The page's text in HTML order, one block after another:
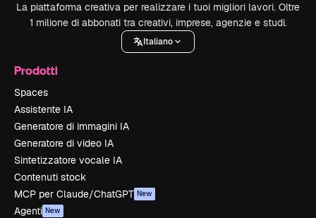
La piattaforma creativa per realizzare i tuoi migliori lavori. Oltre
1 milione di abbonati tra creativi, imprese, agenzie e studi.
Italiano
Prodotti
Spaces
Assistente IA
Generatore di immagini IA
Generatore di video IA
Sintetizzatore vocale IA
Contenuti stock
MCP per Claude/ChatGPT New
Agenti New